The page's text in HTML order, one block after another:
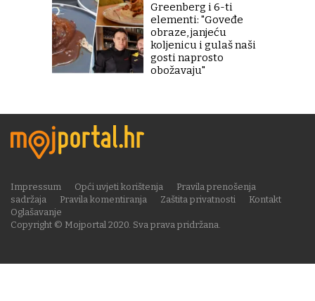
Greenberg i 6-ti
elementi: "Goveđe
obraze, janjeću
koljenicu i gulaš naši
gosti naprosto
obožavaju"
Copyright © Mojportal 2020. Sva prava pridržana.
Impressum Opći uvjeti korištenja
Pravila prenošenja
sadržaja
Pravila komentiranja Zaštita privatnosti
Kontakt
Oglašavanje